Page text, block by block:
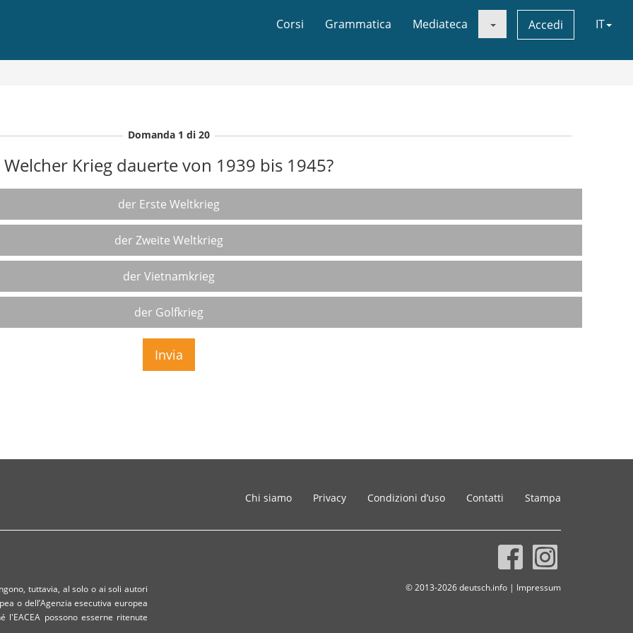
Corsi Grammatica Mediateca Accedi IT
Domanda 1 di 20
Welcher Krieg dauerte von 1939 bis 1945?
der Erste Weltkrieg
der Zweite Weltkrieg
der Vietnamkrieg
der Golfkrieg
Chi siamo Privacy Condizioni d’uso Contatti Stampa
tuttavia, al solo o ai soli autori
o dell’Agenzia esecutiva europea
l'EACEA possono esserne ritenute
© 2013-2026 deutsch.info | Impressum